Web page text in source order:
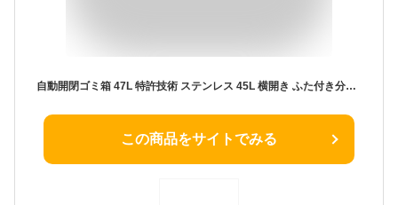
自動開閉ゴミ箱 47L 特許技術 ステンレス 45L 横開き ふた付き分別 全自動 電池式 センサー式 大容量 キッチン リビング simplus シンプラス SP-GBK01【送料無料】【メーカー1年保証】
この商品をサイトでみる